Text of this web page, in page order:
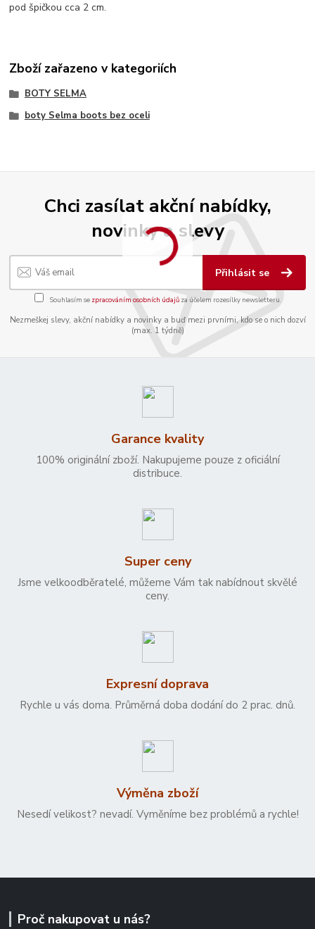
pod špičkou cca 2 cm.
Zboží zařazeno v kategoriích
BOTY SELMA
boty Selma boots bez oceli
Chci zasílat akční nabídky,
novinky a slevy
Přihlásit se
Souhlasím se zpracováním osobních údajůza účelem rozesílky newsletteru.
Nezmeškej slevy, akční nabídky a novinky a buď mezi prvními, kdo se o nich dozví
(max. 1 týdně)
Garance kvality
100% originální zboží. Nakupujeme pouze z oficiální
distribuce.
Super ceny
Jsme velkoodběratelé, můžeme Vám tak nabídnout skvělé
ceny.
Expresní doprava
Rychle u vás doma. Průměrná doba dodání do 2 prac. dnů.
Výměna zboží
Nesedí velikost? nevadí. Vyměníme bez problémů a rychle!
Proč nakupovat u nás?